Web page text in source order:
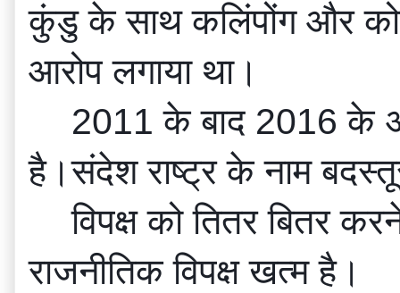
कुंडु के साथ कलिंपोंग और
आरोप लगाया था।
2011 के बाद 2016 के
है।संदेश राष्ट्र के नाम
विपक्ष को तितर बितर
राजनीतिक विपक्ष खत्म है।